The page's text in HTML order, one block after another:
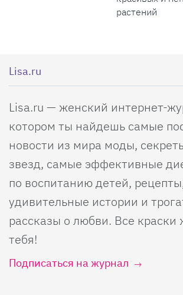
растений
Lisa.ru
Lisa.ru — женский интернет-
котором ты найдешь самые
новости из мира моды,
звезд, самые эффективные
по воспитанию детей,
удивительные истории и
рассказы о любви. Все краски
тебя!
Подписаться на журнал